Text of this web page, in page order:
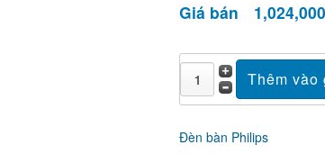
Giá bán
Đèn bàn Philips